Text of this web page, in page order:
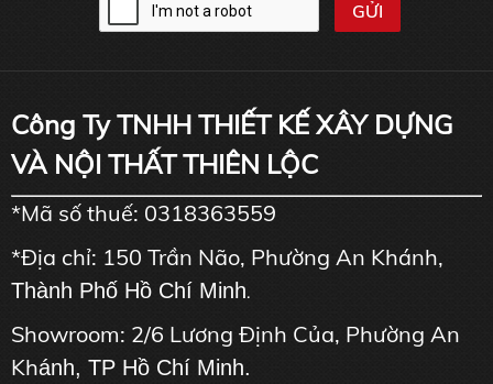
Công Ty TNHH THIẾT KẾ XÂY DỰNG
VÀ NỘI THẤT THIÊN LỘC
*Mã số thuế: 0318363559
*Địa chỉ: 150 Trần Não, Phường An Khánh,
Thành Phố Hồ Chí Minh.
Showroom: 2/6 Lương Định Của, Phường An
Khánh, TP Hồ Chí Minh.